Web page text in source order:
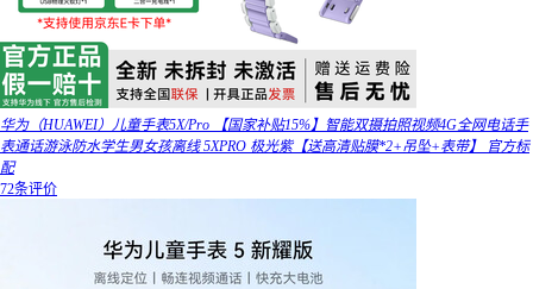
华为（HUAWEI）儿童手表5X/Pro 【国家补贴15%】智能双摄拍照视频4G全网电话手
表通话游泳防水学生男女孩离线 5XPRO 极光紫【送高清贴膜*2+吊坠+表带】 官方标
配
72条评价